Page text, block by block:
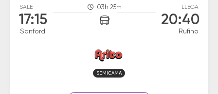
SALE
17:15
Sanford
03h 25m LLEGA
20:40
Rufino
SEMICAMA